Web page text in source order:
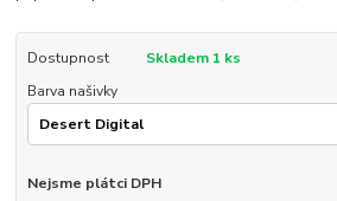
Dostupnost
Skladem 1 ks
Barva našivky
Nejsme plátci DPH